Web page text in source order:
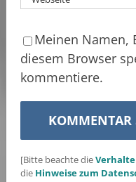
Meinen Namen,
diesem Browser
kommentiere.
[Bitte beachte die
die Hinweise zum